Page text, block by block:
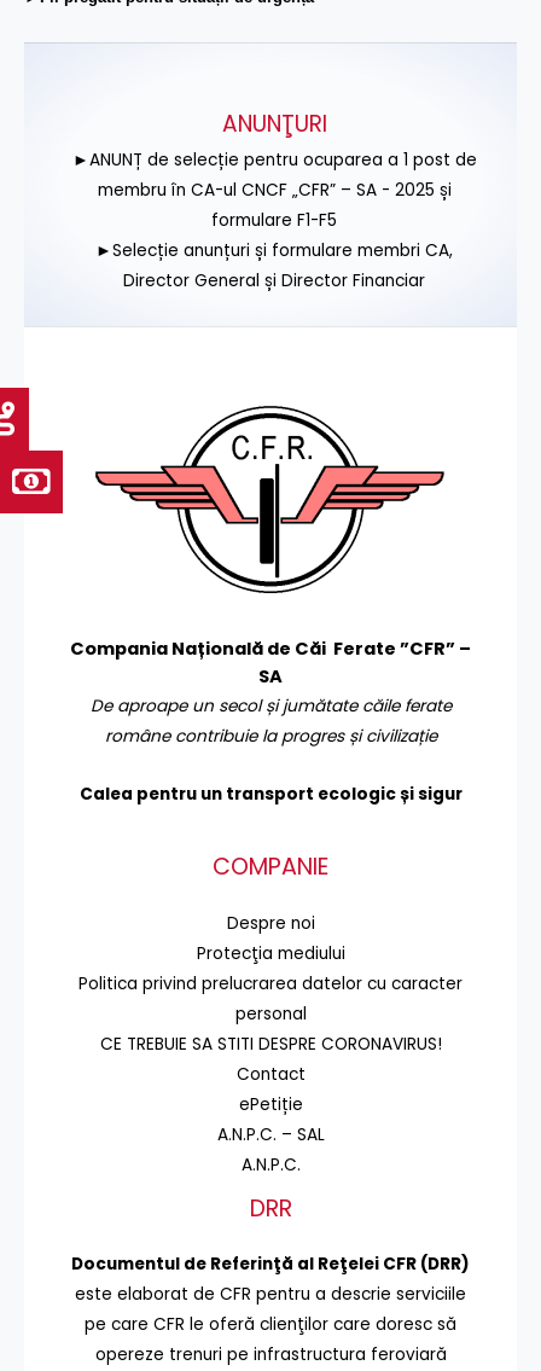
ANUNŢURI
►ANUNȚ de selecție pentru ocuparea a 1 post de
membru în CA-ul CNCF „CFR” – SA - 2025 și
formulare F1-F5
►Selecție anunțuri și formulare membri CA,
Director General și Director Financiar
Compania Națională de Căi Ferate ”CFR” –
SA
De aproape un secol și jumătate căile ferate
române contribuie la progres și civilizație
Calea pentru un transport ecologic și sigur
COMPANIE
Despre noi
Protecţia mediului
Politica privind prelucrarea datelor cu caracter
personal
CE TREBUIE SA STITI DESPRE CORONAVIRUS!
Contact
ePetiție
A.N.P.C. – SAL
A.N.P.C.
DRR
Documentul de Referinţă al Reţelei CFR (DRR)
este elaborat de CFR pentru a descrie serviciile
pe care CFR le oferă clienţilor care doresc să
opereze trenuri pe infrastructura feroviară